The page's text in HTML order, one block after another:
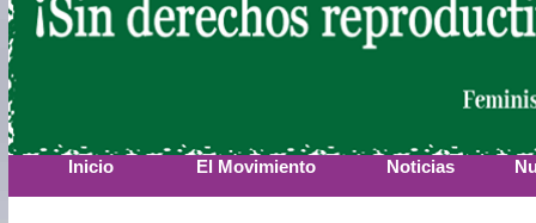
Inicio El Movimiento Noticias